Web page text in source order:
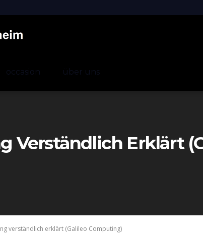
occasion über uns
Verständlich Erklärt
verständlich erklärt (Galileo Computing)